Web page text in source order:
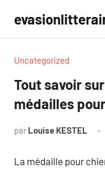
contenu
Uncategorized
Tout savoir
médailles
par Louise KESTEL
La médaille pour